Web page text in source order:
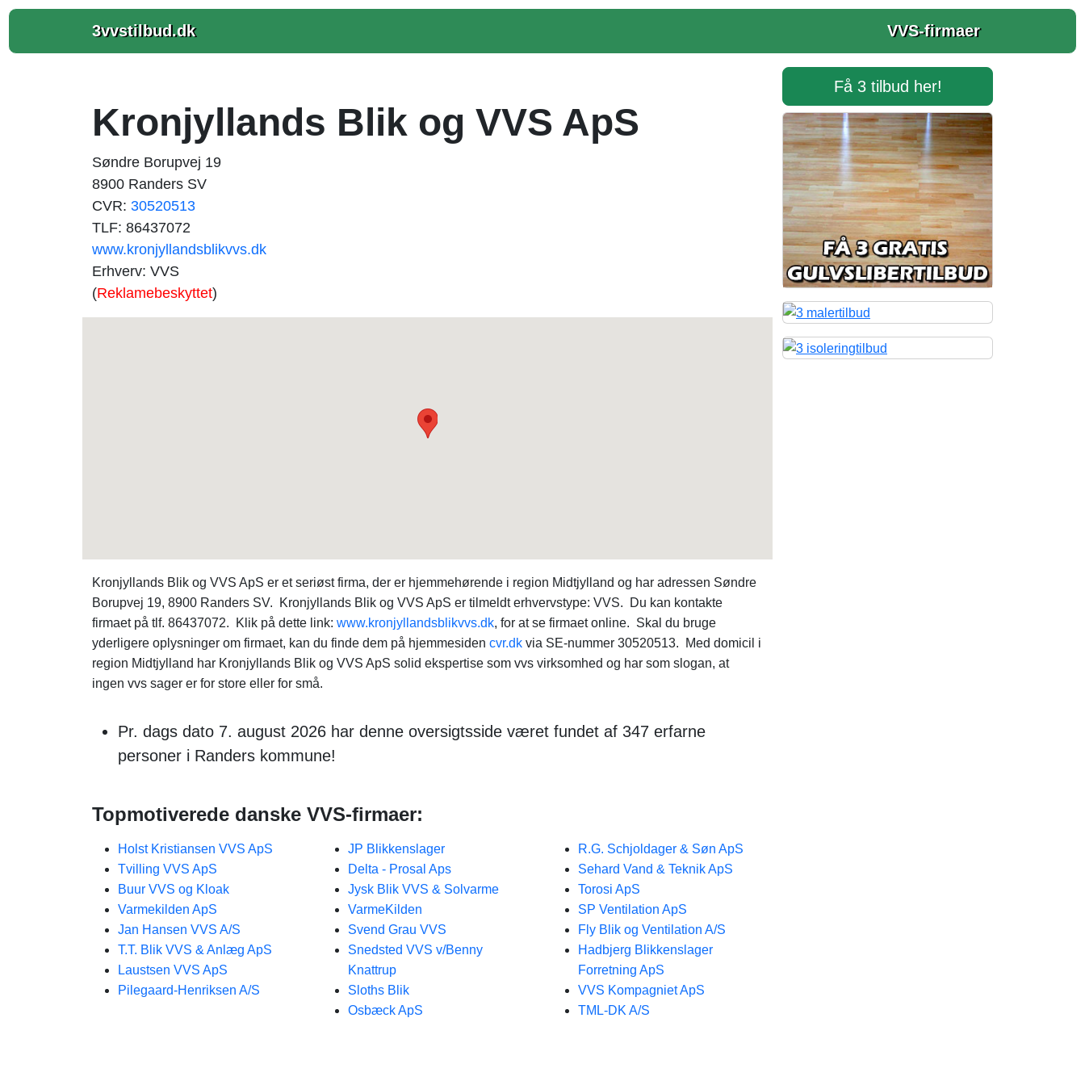
3vvstilbud.dk VVS-firmaer
Kronjyllands Blik og VVS ApS
Søndre Borupvej 19
8900 Randers SV
CVR: 30520513
TLF: 86437072
www.kronjyllandsblikvvs.dk
Erhverv: VVS
(Reklamebeskyttet)
Kronjyllands Blik og VVS ApS er et seriøst firma, der er hjemmehørende i region Midtjylland og har adressen Søndre
Borupvej 19, 8900 Randers SV. Kronjyllands Blik og VVS ApS er tilmeldt erhvervstype: VVS. Du kan kontakte
firmaet på tlf. 86437072. Klik på dette link: www.kronjyllandsblikvvs.dk, for at se firmaet online. Skal du bruge
yderligere oplysninger om firmaet, kan du finde dem på hjemmesiden cvr.dk via SE-nummer 30520513. Med domicil i
region Midtjylland har Kronjyllands Blik og VVS ApS solid ekspertise som vvs virksomhed og har som slogan, at
ingen vvs sager er for store eller for små.
Pr. dags dato 7. august 2026 har denne oversigtsside været fundet af 347 erfarne
personer i Randers kommune!
Topmotiverede danske VVS-firmaer:
Holst Kristiansen VVS ApS
Tvilling VVS ApS
Buur VVS og Kloak
Varmekilden ApS
Jan Hansen VVS A/S
T.T. Blik VVS & Anlæg ApS
Laustsen VVS ApS
Pilegaard-Henriksen A/S
JP Blikkenslager
Delta - Prosal Aps
Jysk Blik VVS & Solvarme
VarmeKilden
Svend Grau VVS
Snedsted VVS v/Benny
Knattrup
Sloths Blik
Osbæck ApS
R.G. Schjoldager & Søn ApS
Sehard Vand & Teknik ApS
Torosi ApS
SP Ventilation ApS
Fly Blik og Ventilation A/S
Hadbjerg Blikkenslager
Forretning ApS
VVS Kompagniet ApS
TML-DK A/S
Få 3 tilbud her!